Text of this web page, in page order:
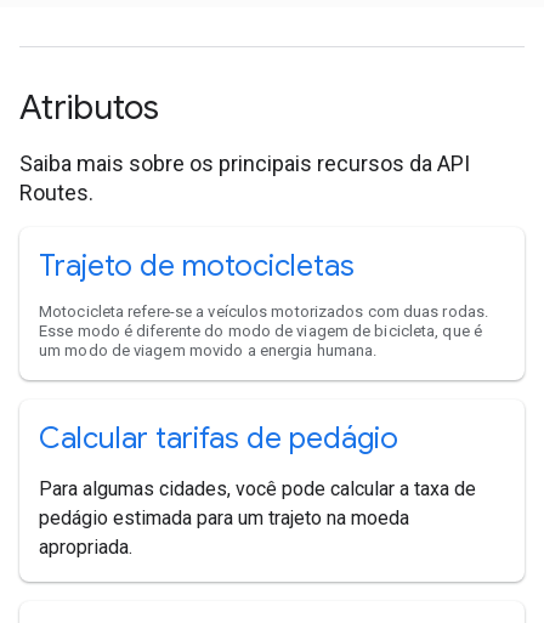
Atributos
Saiba mais sobre os principais recursos da API
Routes.
Trajeto de motocicletas
Motocicleta refere-se a veículos motorizados com duas rodas.
Esse modo é diferente do modo de viagem de bicicleta, que é
um modo de viagem movido a energia humana.
Calcular tarifas de pedágio
Para algumas cidades, você pode calcular a taxa de
pedágio estimada para um trajeto na moeda
apropriada.